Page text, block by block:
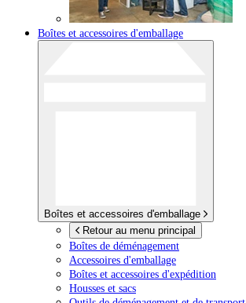
Boîtes et accessoires d'emballage
Boîtes et accessoires d'emballage
Retour au menu principal
Boîtes de déménagement
Accessoires d'emballage
Boîtes et accessoires d'expédition
Housses et sacs